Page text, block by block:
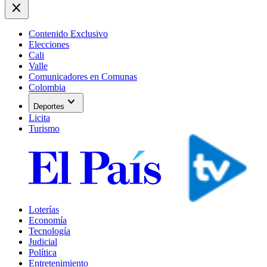
close
Contenido Exclusivo
Elecciones
Cali
Valle
Comunicadores en Comunas
Colombia
Deportes expand_more
Licita
Turismo
Loterías
Economía
Tecnología
Judicial
Política
Entretenimiento